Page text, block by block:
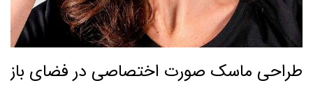
طراحی ماسک صورت اختصاصی در فضای باز